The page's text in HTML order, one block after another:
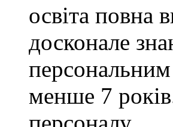
освіта повна
досконале
менше 7